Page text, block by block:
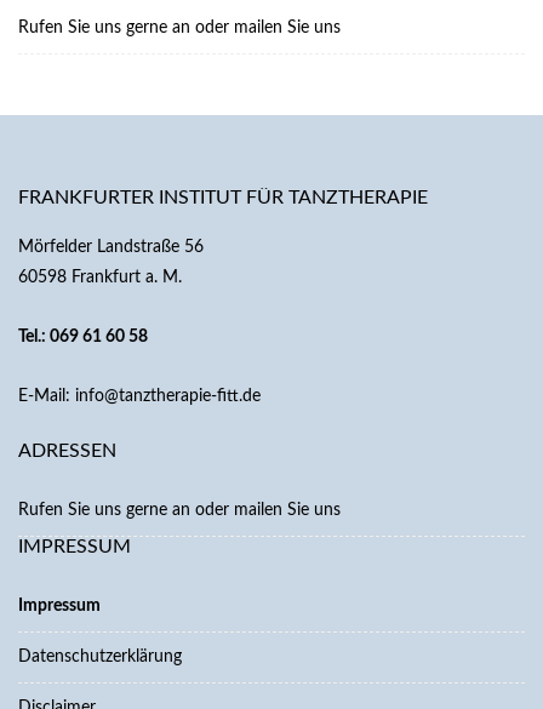
Rufen Sie uns gerne an oder mailen Sie uns
FRANKFURTER INSTITUT FÜR TANZTHERAPIE
Mörfelder Landstraße 56
60598 Frankfurt a. M.
Tel.: 069 61 60 58
E-Mail: info@tanztherapie-fitt.de
ADRESSEN
Rufen Sie uns gerne an oder mailen Sie uns
IMPRESSUM
Impressum
Datenschutzerklärung